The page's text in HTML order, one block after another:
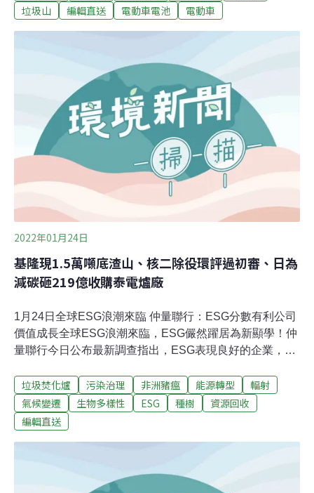
願。（中央社報導）減燒紙錢降空污 環保署攜四大超商推
以功代金環保署今天表示，1月起結合四大超商推動以功
動環境友善祭祀，2021年推動紙錢集中燒（包括減燒）數
量達2.2萬公噸，為2017年的1.8倍，推動以功代金金額達
4500萬元，相較106年推動金額也成長4.8倍；初步估算
2021年於春節期間推動環境友善祭祀所減少PM2.5污染相
當1000輛一至三期柴油車行駛一年的排放量
垃圾山
編輯直送 電動車電池 電動車
2022年01月24日
基隆現1.5萬噸底渣山、核二除役環評過初審、日為
減碳砸219億收購泰電爐廠
1月24日全球ESG浪潮來臨 仲量聯行：ESG分數有利公司
價值成長全球ESG浪潮來臨，ESG儼然躍居為新顯學！仲
量聯行今日公布最新調查指出，ESG表現良好的企業，信
企業發展，ESG分數更有利於公司價值成長；調查顯示，
有高達76％的法人投資者，有興趣ESG投資。仲量聯行董
事總經理趙正義表示，雖然ESG會增加硬體設備升級等支
出成本，但仍有利於營業收入增加、碳稅減免、建築維護
助台電設置綠電總統府資政辜寬敏今天捐贈給台電，位於
垃圾焚化爐 污染治理 非洲豬瘟 能源轉型
輻射
氣候變遷
生物多樣性 ESG 種樹
資源回收
編輯直送